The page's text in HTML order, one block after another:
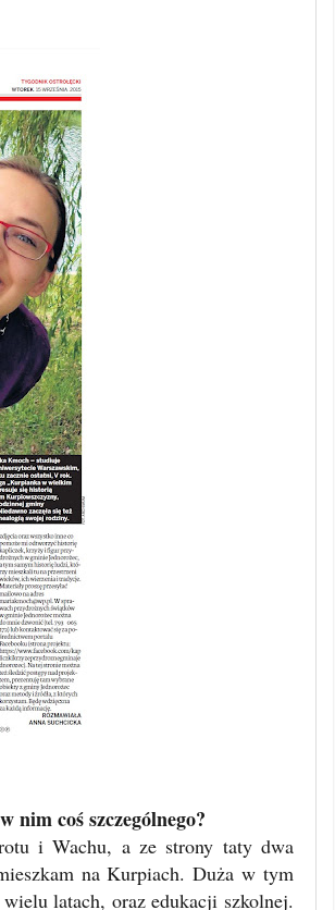
nim coś szczególnego?
i Wachu, a ze strony taty dwa
na Kurpiach. Duża w tym
latach, oraz edukacji szkolnej.